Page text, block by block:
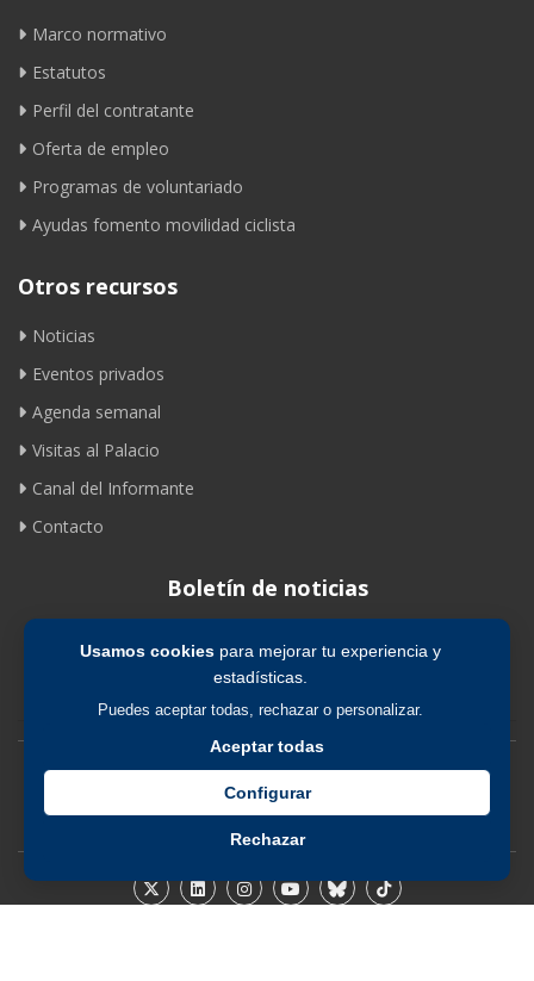
Usamos cookiespara mejorar tu experiencia y
estadísticas.
Puedes aceptar todas, rechazar o personalizar.
Aceptar todas
Configurar
Rechazar
Marco normativo
Estatutos
Perfil del contratante
Oferta de empleo
Programas de voluntariado
Ayudas fomento movilidad ciclista
Otros recursos
Noticias
Eventos privados
Agenda semanal
Visitas al Palacio
Canal del Informante
Contacto
Boletín de noticias
Suscribirse
Avíso legal | Política de privacidad | Política de cookies